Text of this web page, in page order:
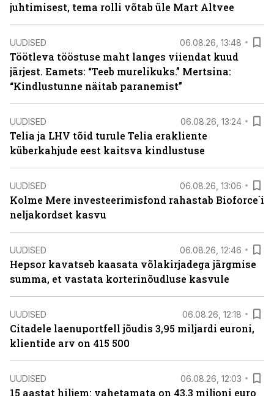
juhtimisest, tema rolli võtab üle Mart Altvee
UUDISED 06.08.26, 13:48
Töötleva tööstuse maht langes viiendat kuud
järjest. Eamets: “Teeb murelikuks.” Mertsina:
“Kindlustunne näitab paranemist”
UUDISED 06.08.26, 13:24
Telia ja LHV tõid turule Telia erakliente
küberkahjude eest kaitsva kindlustuse
UUDISED 06.08.26, 13:06
Kolme Mere investeerimisfond rahastab Bioforce´i
neljakordset kasvu
UUDISED 06.08.26, 12:46
Hepsor kavatseb kaasata võlakirjadega järgmise
summa, et vastata korterinõudluse kasvule
UUDISED 06.08.26, 12:18
Citadele laenuportfell jõudis 3,95 miljardi euroni,
klientide arv on 415 500
UUDISED 06.08.26, 12:03
15 aastat hiljem: vahetamata on 43,3 miljoni euro